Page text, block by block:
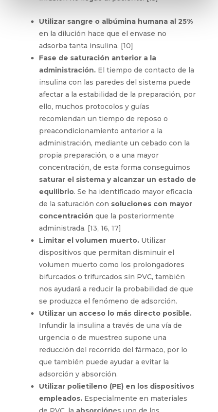
Utilizar sangre o albúmina humana al 25%
en la dilución hace que el envase no
adsorba tanta insulina. [10]
Fase de saturación anterior a la
administración. El tiempo de contacto de la
insulina con las paredes del sistema puede
afectar a la estabilidad de la preparación, por
ello, muchos protocolos y guías
recomiendan un tiempo de reposo o
preacondicionamiento anterior a la
administración, mediante un cebado con la
propia preparación, o a una mayor
concentración, de esta forma conseguimos
saturar el sistema y alcanzar un estado de
equilibrio. Se ha identificado mayor eficacia
de la saturación con soluciones con mayor
concentración que la posteriormente
administrada. [13, 16, 17]
Limitar el volumen muerto.Utilizar
dispositivos que permitan disminuir el
volumen muerto como los prolongadores
bifurcados o trifurcados sin PVC, también
nos ayudará a reducir la probabilidad de que
se produzca el fenómeno de adsorción.
Utilizar un acceso lo más directo posible.
Infundir la insulina a través de una vía de
urgencia o de muestreo supone una
reducción del recorrido del fármaco, por lo
que también puede ayudar a evitar la
adsorción y absorción.
Utilizar polietileno (PE) en los dispositivos
empleados. Especialmente en materiales